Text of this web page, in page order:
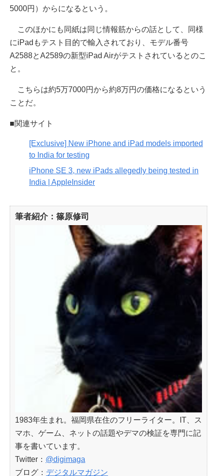
5000円）からになるという。
このほかにも同紙は同じ情報筋からの話として、同様
にiPadもテスト目的で輸入されており、モデル番号
A2588とA2589の新型iPad Airがテストされているとのこ
と。
こちらは約5万7000円から約8万円の価格になるという
ことだ。
■関連サイト
[Exclusive] New iPhone and iPad models imported
to India for testing
iPhone SE 3, new iPads allegedly being tested in
India | AppleInsider
筆者紹介：篠原修司
1983年生まれ。福岡県在住のフリーライター。IT、ス
マホ、ゲーム、ネットの話題やデマの検証を専門に記
事を書いています。
Twitter： @digimaga
ブログ： デジタルマガジン